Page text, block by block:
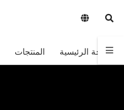
الصفحة الرئيسية المنتجات